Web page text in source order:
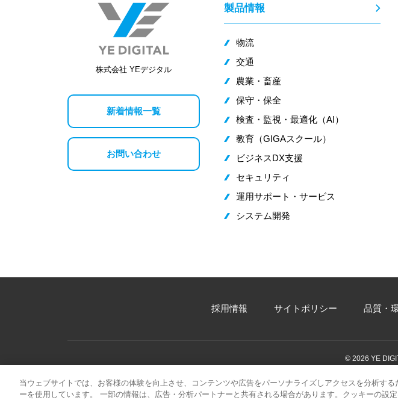
株式会社 YEデジタル
新着情報一覧
お問い合わせ
製品情報
物流
交通
農業・畜産
保守・保全
検査・監視・最適化（AI）
教育（GIGAスクール）
ビジネスDX支援
セキュリティ
運用サポート・サービス
システム開発
採用情報 サイトポリシー 品質・
© 2026 YE
当ウェブサイトでは、お客様の体験を向上させ、コンテンツや広告をパーソナライズしアクセスを分析する
ーを使用しています。 一部の情報は、広告・分析パートナーと共有される場合があります。クッキーの設